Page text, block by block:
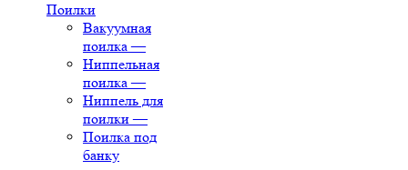
Поилки
Вакуумная
поилка —
Ниппельная
поилка —
Ниппель для
поилки —
Поилка под
банку